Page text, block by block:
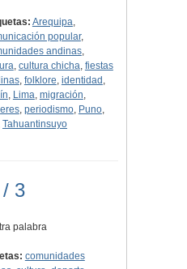
Arequipa,
popular,
andinas,
, cultura chicha, fiestas
, folklore, identidad ,
, Lima, migración,
, periodismo, Puno,
Tahuantinsuyo
/ 3
palabra
comunidades